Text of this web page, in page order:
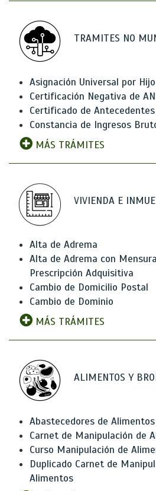
TRAMITES NO
Asignación Universal por Hijo
Certificación Negativa de
Certificado de
Constancia de Ingresos
MÁS TRÁMITES
VIVIENDA E
Alta de Adrema
Alta de Adrema con
Prescripción Adquisitiva
Cambio de Domicilio Postal
Cambio de Dominio
MÁS TRÁMITES
ALIMENTOS Y
Abastecedores de Alimentos
Carnet de Manipulación de
Curso Manipulación de
Duplicado Carnet de
Alimentos